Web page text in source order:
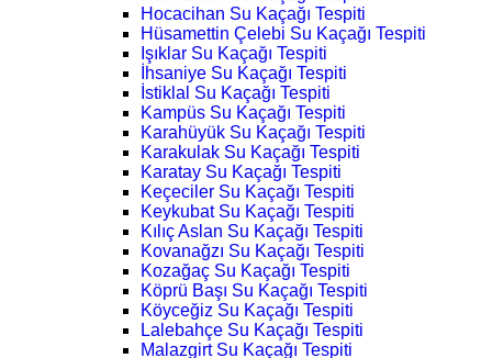
Hocacihan Su Kaçağı Tespiti
Hüsamettin Çelebi Su Kaçağı Tespiti
Işıklar Su Kaçağı Tespiti
İhsaniye Su Kaçağı Tespiti
İstiklal Su Kaçağı Tespiti
Kampüs Su Kaçağı Tespiti
Karahüyük Su Kaçağı Tespiti
Karakulak Su Kaçağı Tespiti
Karatay Su Kaçağı Tespiti
Keçeciler Su Kaçağı Tespiti
Keykubat Su Kaçağı Tespiti
Kılıç Aslan Su Kaçağı Tespiti
Kovanağzı Su Kaçağı Tespiti
Kozağaç Su Kaçağı Tespiti
Köprü Başı Su Kaçağı Tespiti
Köyceğiz Su Kaçağı Tespiti
Lalebahçe Su Kaçağı Tespiti
Malazgirt Su Kaçağı Tespiti